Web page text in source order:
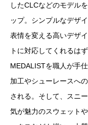
したCLCなどのモデル
ップ。シンプルなデザ
表情を変える高いデザ
トに対応してくれるは
MEDALISTを職人が手
加工やシューレースへ
される。そして、スニ
気が魅力のスウェット